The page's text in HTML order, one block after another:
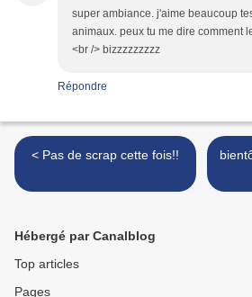
super ambiance. j'aime beaucoup
animaux. peux tu me dire comment
<br /> bizzzzzzzzz
Répondre
< Pas de scrap cette fois!!
Hébergé par Canalblog
Top articles
Pages